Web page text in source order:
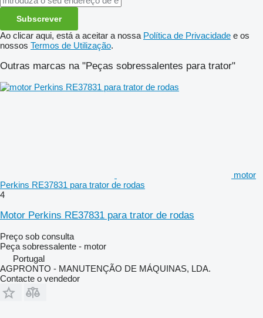
Subscrever
Ao clicar aqui, está a aceitar a nossa Política de Privacidade e os
nossos Termos de Utilização.
Outras marcas na "Peças sobressalentes para trator"
motor
Perkins RE37831 para trator de rodas
4
Motor Perkins RE37831 para trator de rodas
Preço sob consulta
Peça sobressalente - motor
Portugal
AGPRONTO - MANUTENÇÃO DE MÁQUINAS, LDA.
Contacte o vendedor